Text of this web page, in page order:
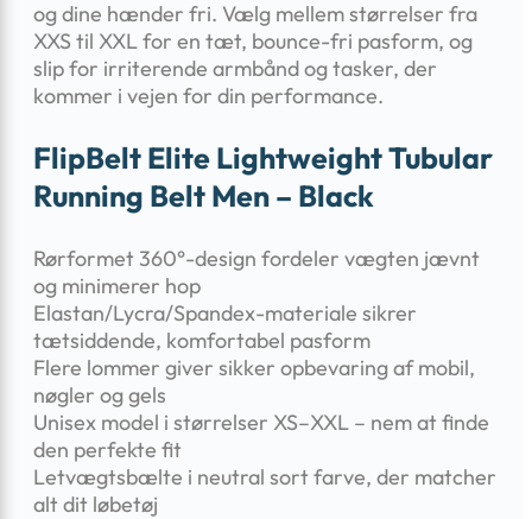
og dine hænder fri. Vælg mellem størrelser fra
XXS til XXL for en tæt, bounce-fri pasform, og
slip for irriterende armbånd og tasker, der
kommer i vejen for din performance.
FlipBelt Elite Lightweight Tubular
Running Belt Men – Black
Rørformet 360°-design fordeler vægten jævnt
og minimerer hop
Elastan/Lycra/Spandex-materiale sikrer
tætsiddende, komfortabel pasform
Flere lommer giver sikker opbevaring af mobil,
nøgler og gels
Unisex model i størrelser XS–XXL – nem at finde
den perfekte fit
Letvægtsbælte i neutral sort farve, der matcher
alt dit løbetøj